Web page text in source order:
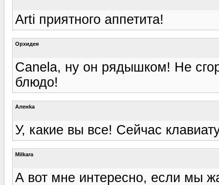
Arti приятного аппетита!
Орхидея
Canela, ну он рядышком! Не
блюдо!
Аленka
У, какие вы все! Сейчас
Milkara
А вот мне интересно, если мы